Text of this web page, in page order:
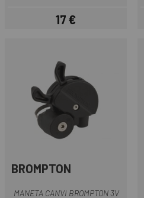
Preu
17 €
BROMPTON
MANETA CANVI BROMPTON 3V